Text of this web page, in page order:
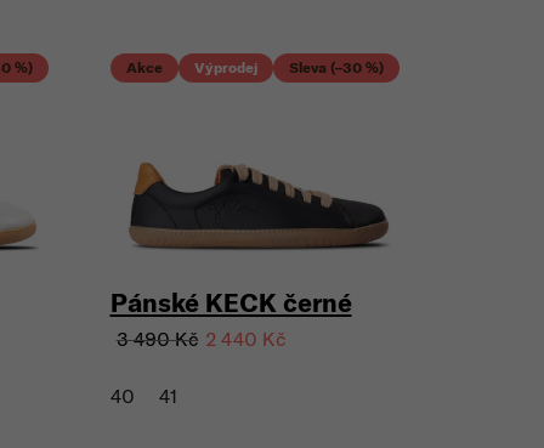
%) Akce Výprodej Sleva (–30 %)
Pánské KECK černé
3 490 Kč 2 440 Kč
40 41